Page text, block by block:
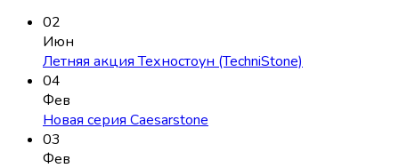
02
Июн
Летняя акция Техностоун (TechniStone)
04
Фев
Новая серия Caesarstone
03
Фев